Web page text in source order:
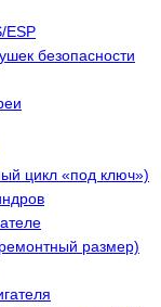
ESP
безопасности
цикл «под ключ»)
размер)